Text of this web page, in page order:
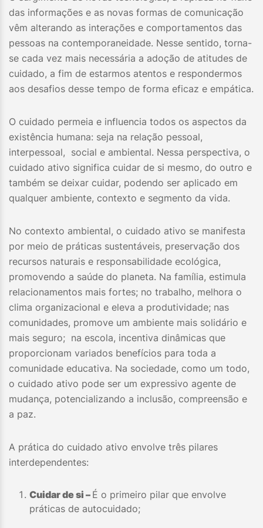
das informações e as novas formas de comunicação
vêm alterando as interações e comportamentos das
pessoas na contemporaneidade. Nesse sentido, torna-
se cada vez mais necessária a adoção de atitudes de
cuidado, a fim de estarmos atentos e respondermos
aos desafios desse tempo de forma eficaz e empática.
O cuidado permeia e influencia todos os aspectos da
existência humana: seja na relação pessoal,
interpessoal, social e ambiental. Nessa perspectiva, o
cuidado ativo significa cuidar de si mesmo, do outro e
também se deixar cuidar, podendo ser aplicado em
qualquer ambiente, contexto e segmento da vida.
No contexto ambiental, o cuidado ativo se manifesta
por meio de práticas sustentáveis, preservação dos
recursos naturais e responsabilidade ecológica,
promovendo a saúde do planeta. Na família, estimula
relacionamentos mais fortes; no trabalho, melhora o
clima organizacional e eleva a produtividade; nas
comunidades, promove um ambiente mais solidário e
mais seguro; na escola, incentiva dinâmicas que
proporcionam variados benefícios para toda a
comunidade educativa. Na sociedade, como um todo,
o cuidado ativo pode ser um expressivo agente de
mudança, potencializando a inclusão, compreensão e
a paz.
A prática do cuidado ativo envolve três pilares
interdependentes:
Cuidar de si – É o primeiro pilar que envolve
práticas de autocuidado;